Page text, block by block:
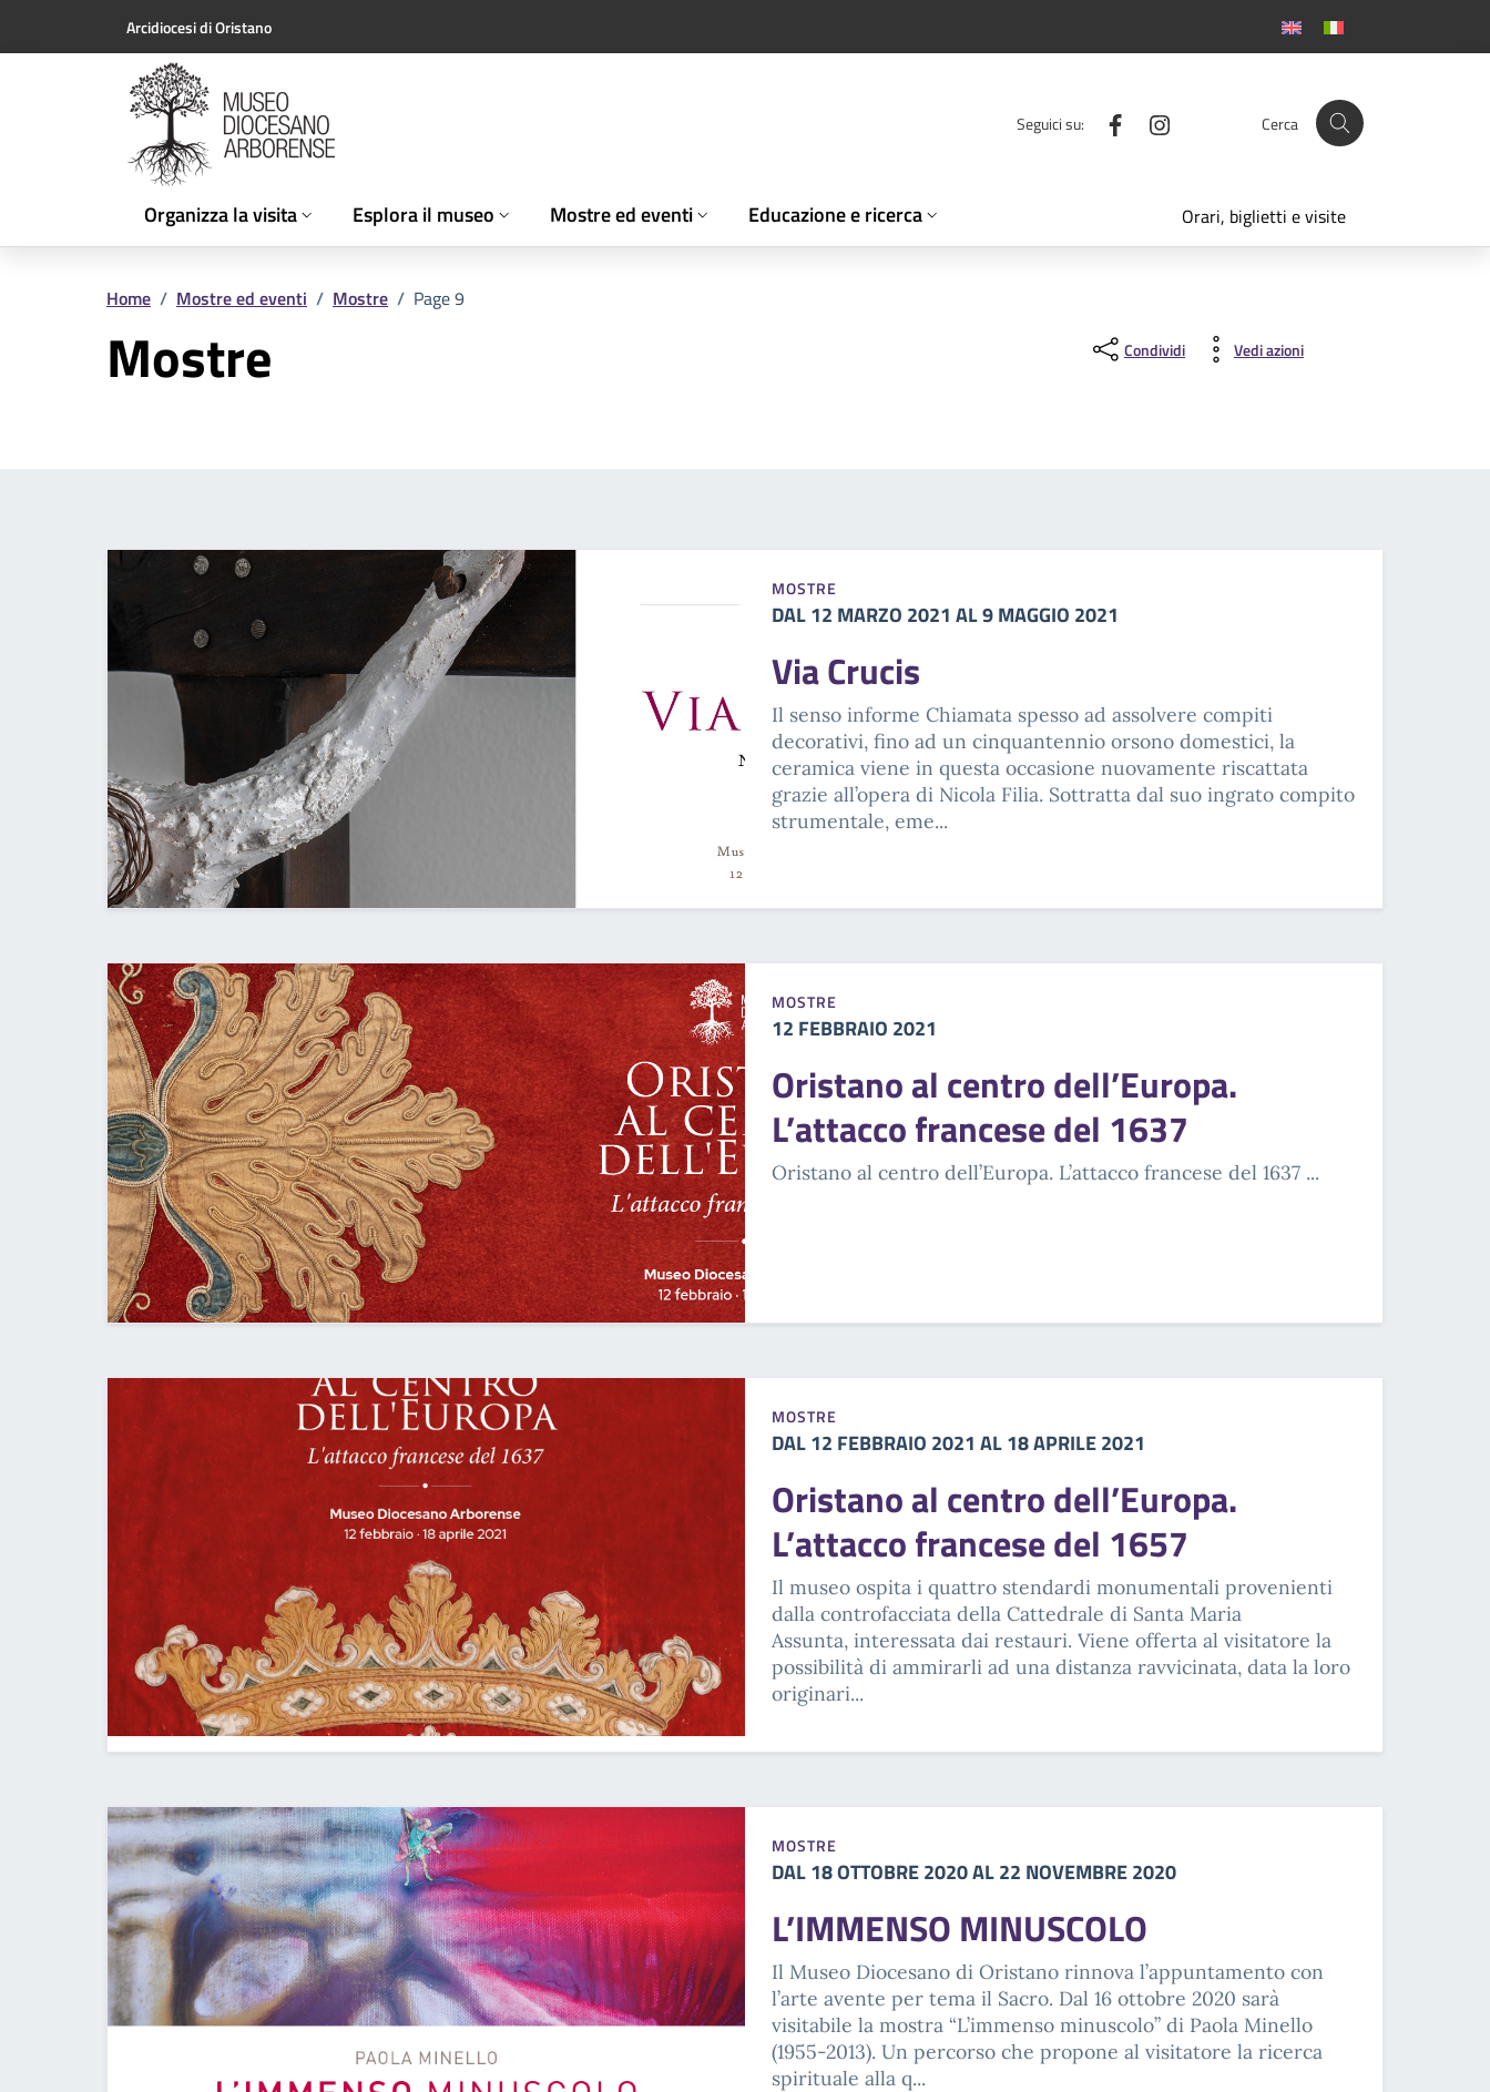
Arcidiocesi di Oristano
Seguici su: Facebook Cerca
Organizza la visita Esplora il museo Mostre ed eventi Educazione e ricerca Orari, biglietti e visite
Home / Mostre ed eventi / Mostre / Page 9
Mostre Condividi Vedi azioni
MOSTRE
DAL 12 MARZO 2021 AL 9 MAGGIO 2021
Via Crucis
Il senso informe Chiamata spesso ad assolvere compiti
decorativi, fino ad un cinquantennio orsono domestici, la
ceramica viene in questa occasione nuovamente riscattata
grazie all’opera di Nicola Filia. Sottratta dal suo ingrato compito
strumentale, eme...
MOSTRE
12 FEBBRAIO 2021
Oristano al centro dell’Europa.
L’attacco francese del 1637
Oristano al centro dell’Europa. L’attacco francese del 1637 ...
MOSTRE
DAL 12 FEBBRAIO 2021 AL 18 APRILE 2021
Oristano al centro dell’Europa.
L’attacco francese del 1657
Il museo ospita i quattro stendardi monumentali provenienti
dalla controfacciata della Cattedrale di Santa Maria
Assunta, interessata dai restauri. Viene offerta al visitatore la
possibilità di ammirarli ad una distanza ravvicinata, data la loro
originari...
MOSTRE
DAL 18 OTTOBRE 2020 AL 22 NOVEMBRE 2020
L’IMMENSO MINUSCOLO
Il Museo Diocesano di Oristano rinnova l’appuntamento con
l’arte avente per tema il Sacro. Dal 16 ottobre 2020 sarà
visitabile la mostra “L’immenso minuscolo” di Paola Minello
(1955-2013). Un percorso che propone al visitatore la ricerca
spirituale alla q...